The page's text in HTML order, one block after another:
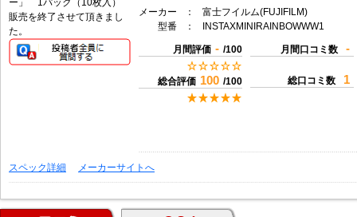
販売を終了させて頂きまし
た。
メーカー ：
富士フイルム(FUJIFILM)
型番
： INSTAXMINIRAINBOWWW1
月間評価 - /100
総合評価 100 /100
月間口コミ数 -
総口コミ数 1
スペック詳細 メーカーサイトへ